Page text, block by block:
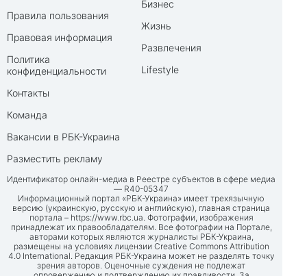
Правила пользования
Правовая информация
Политика
конфиденциальности
Контакты
Команда
Вакансии в РБК-Украина
Разместить рекламу
Бизнес
Жизнь
Развлечения
Lifestyle
Идентификатор онлайн-медиа в Реестре субъектов в сфере медиа
— R40-05347
Информационный портал «РБК-Украина» имеет трехязычную
версию (украинскую, русскую и английскую), главная страница
портала – https://www.rbc.ua. Фотографии, изображения
принадлежат их правообладателям. Все фотографии на Портале,
авторами которых являются журналисты РБК-Украина,
размещены на условиях лицензии Creative Commons Attribution
4.0 International. Редакция РБК-Украина может не разделять точку
зрения авторов. Оценочные суждения не подлежат